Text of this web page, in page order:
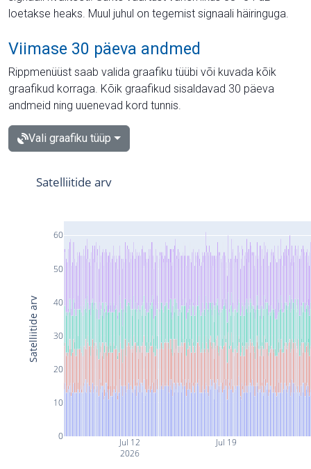
loetakse heaks. Muul juhul on tegemist signaali häiringuga.
Viimase 30 päeva andmed
Rippmenüüst saab valida graafiku tüübi või kuvada kõik
graafikud korraga. Kõik graafikud sisaldavad 30 päeva
andmeid ning uuenevad kord tunnis.
Vali graafiku tüüp
Jul 12
2026
Jul 19
0
10
20
30
40
50
60
Satelliitide arv
Satelliitide arv